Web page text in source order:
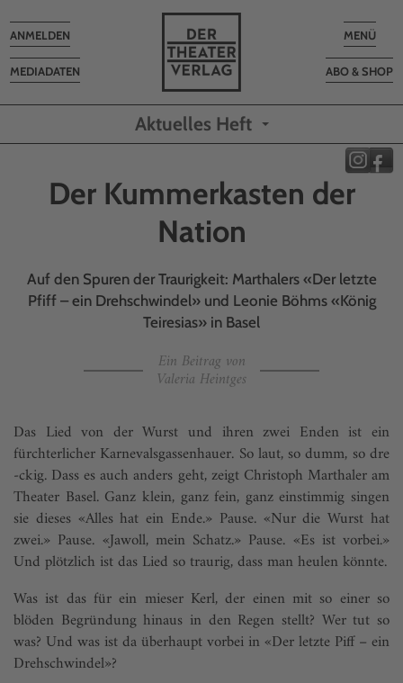
Toggle
MENÜ
ABO & SHOP
MEDIADATEN
Toggle
navigation
ANMELDEN
Aktuelles Heft
Der Kummerkasten der
Nation
Auf den Spuren der Traurigkeit: Marthalers «Der letzte
Pfiff – ein Drehschwindel» und Leonie Böhms «König
Teiresias» in Basel
Ein Beitrag von
Valeria Heintges
Das Lied von der Wurst und ihren zwei Enden ist ein
fürchterlicher Karnevalsgassenhauer. So laut, so dumm, so dre
-ckig. Dass es auch anders geht, zeigt Christoph Marthaler am
Theater Basel. Ganz klein, ganz fein, ganz einstimmig singen
sie dieses «Alles hat ein Ende.» Pause. «Nur die Wurst hat
zwei.» Pause. «Jawoll, mein Schatz.» Pause. «Es ist vorbei.»
Und plötzlich ist das Lied so traurig, dass man heulen könnte.
Was ist das für ein mieser Kerl, der einen mit so einer so
blöden Begründung hinaus in den Regen stellt? Wer tut so
was? Und was ist da überhaupt vorbei in «Der letzte Piff – ein
Drehschwindel»?